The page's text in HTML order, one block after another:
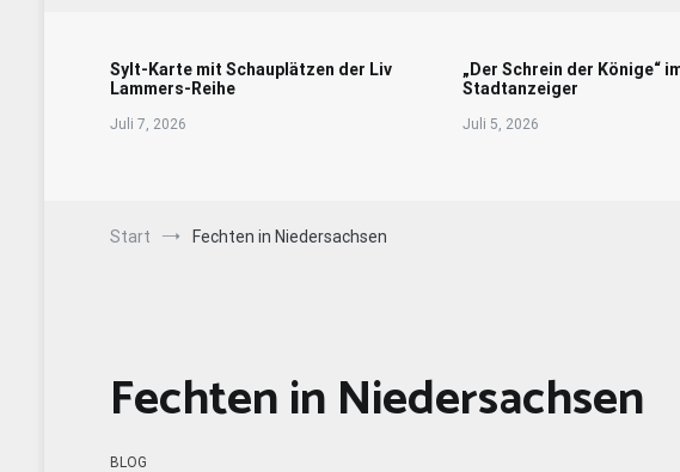
Sylt-Karte mit Schauplätzen der Liv
Lammers-Reihe
Juli 7, 2026
„Der Schrein der Könige“
Stadtanzeiger
Juli 5, 2026
Start Fechten in Niedersachsen
Fechten in Niedersachsen
BLOG